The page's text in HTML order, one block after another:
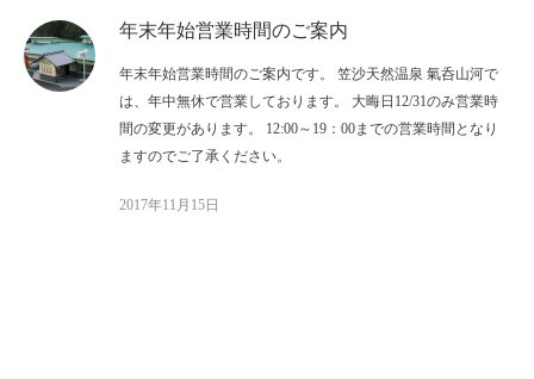
年末年始営業時間のご案内
年末年始営業時間のご案内です。 笠沙天然温泉 氣呑山河で
は、年中無休で営業しております。 大晦日12/31のみ営業時
間の変更があります。 12:00～19：00までの営業時間となり
ますのでご了承ください。
2017年11月15日